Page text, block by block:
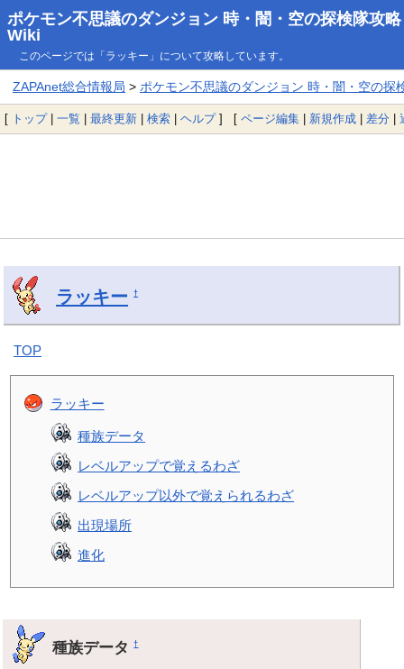
ポケモン不思議のダンジョン 時・闇・空の探検隊攻略
Wiki
このページでは「ラッキー」について攻略しています。
ZAPAnet総合情報局 > ポケモン不思議のダンジョン 時・闇・空の探
[ トップ| 一覧 | 最終更新 | 検索 | ヘルプ] [ ページ編集 | 新規作成 | 差分 |
ラッキー †
TOP
ラッキー
種族データ
レベルアップで覚えるわざ
レベルアップ以外で覚えられるわざ
出現場所
進化
種族データ†